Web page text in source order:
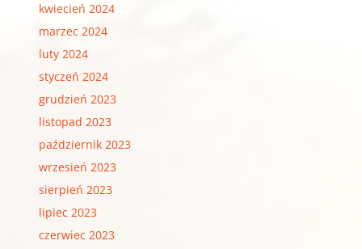
kwiecień 2024
marzec 2024
luty 2024
styczeń 2024
grudzień 2023
listopad 2023
październik 2023
wrzesień 2023
sierpień 2023
lipiec 2023
czerwiec 2023